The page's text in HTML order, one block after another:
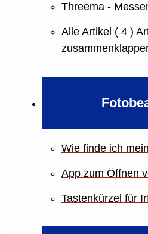
Threema -
Alle Artikel ( 4 )
Wie finde ich
App zum Öffnen
Tastenkürzel für